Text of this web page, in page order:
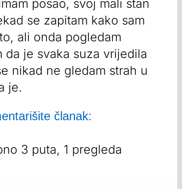
posao, svoj mali stan
se zapitam kako sam
ali onda pogledam
da je svaka suza vrijedila
nikad ne gledam strah u
je.
članak:
3 puta, 1 pregleda